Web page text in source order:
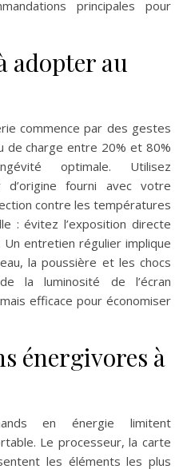
principales pour
adopter au
commence par des gestes
de charge entre 20% et 80%
optimale. Utilisez
d’origine fourni avec votre
contre les températures
: évitez l’exposition directe
entretien régulier implique
la poussière et les chocs
la luminosité de l’écran
efficace pour économiser
énergivores à
en énergie limitent
Le processeur, la carte
les éléments les plus